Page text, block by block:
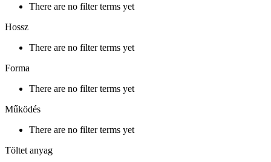
There are no filter terms yet
Hossz
There are no filter terms yet
Forma
There are no filter terms yet
Működés
There are no filter terms yet
Töltet anyag